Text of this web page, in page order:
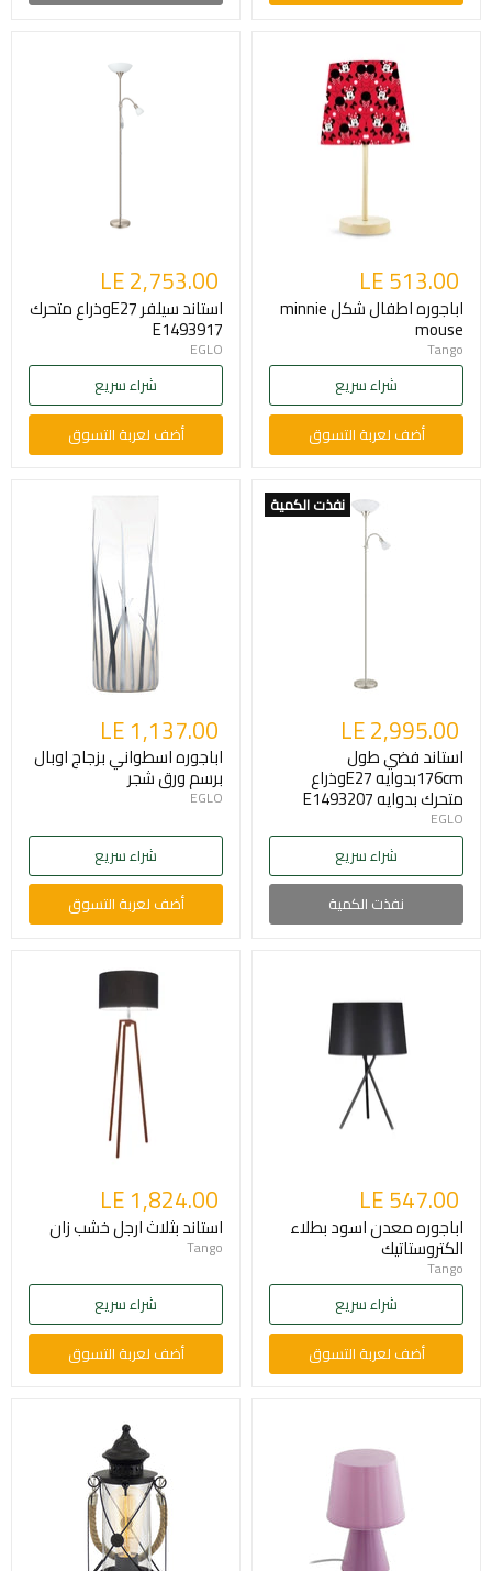
LE 513.00
اباجوره اطفال شكل minnie
mouse
Tango
شراء سريع
أضف لعربة التسوق
LE 2,753.00
استاند سيلفر E27وذراع متحرك
E1493917
EGLO
شراء سريع
أضف لعربة التسوق
نفذت الكمية
LE 2,995.00
استاند فضي طول
176cmبدوايه E27وذراع
متحرك بدوايه E1493207
EGLO
شراء سريع
نفذت الكمية
LE 1,137.00
اباجوره اسطواني بزجاج اوبال
برسم ورق شجر
EGLO
شراء سريع
أضف لعربة التسوق
LE 547.00
اباجوره معدن اسود بطلاء
الكتروستاتيك
Tango
شراء سريع
أضف لعربة التسوق
LE 1,824.00
استاند بثلاث ارجل خشب زان
Tango
شراء سريع
أضف لعربة التسوق